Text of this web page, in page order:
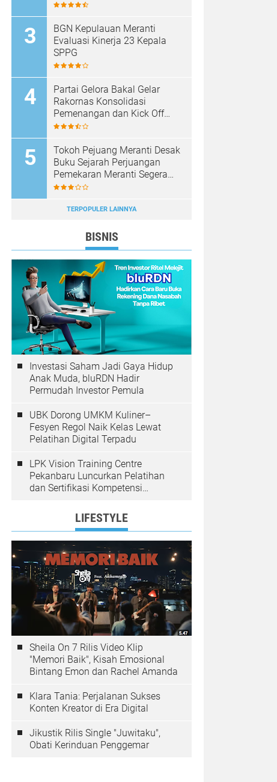
BGN Kepulauan Meranti
Evaluasi Kinerja 23 Kepala
SPPG
Partai Gelora Bakal Gelar
Rakornas Konsolidasi
Pemenangan dan Kick Off
Pencalegan
Tokoh Pejuang Meranti Desak
Buku Sejarah Perjuangan
Pemekaran Meranti Segera
Diterbitkan
TERPOPULER LAINNYA
BISNIS
Investasi Saham Jadi Gaya Hidup
Anak Muda, bluRDN Hadir
Permudah Investor Pemula
UBK Dorong UMKM Kuliner–
Fesyen Regol Naik Kelas Lewat
Pelatihan Digital Terpadu
LPK Vision Training Centre
Pekanbaru Luncurkan Pelatihan
dan Sertifikasi Kompetensi
LIFESTYLE
Sheila On 7 Rilis Video Klip
"Memori Baik", Kisah Emosional
Bintang Emon dan Rachel Amanda
Klara Tania: Perjalanan Sukses
Konten Kreator di Era Digital
Jikustik Rilis Single "Juwitaku",
Obati Kerinduan Penggemar